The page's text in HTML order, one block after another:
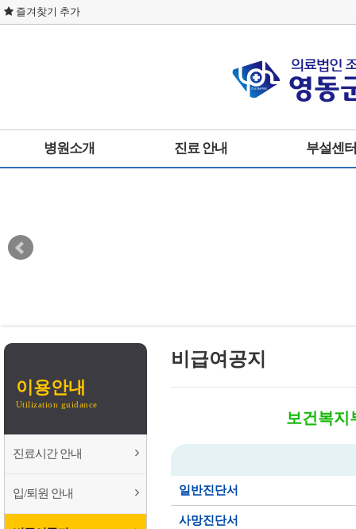
즐겨찾기 추가
병원소개
미션 및 비전
사이트이용약관
진료 안내 부설센
이용안내
Utilization guidance
진료시간 안내
입/퇴원 안내
비급여공지
보건복지
일반진단서
사망진단서